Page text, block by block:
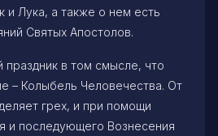
и Лука, а также о нем есть
Святых Апостолов.
в том смысле, что
– Колыбель Человечества. От
грех, и при помощи
и последующего Вознесения